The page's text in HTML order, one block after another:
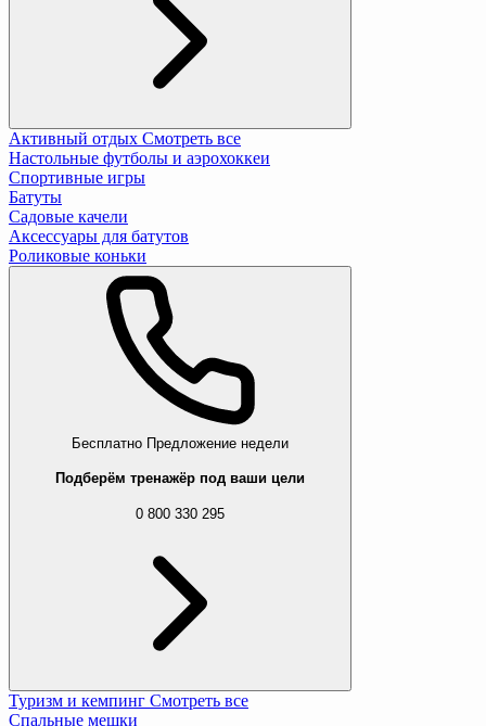
Активный отдых Смотреть все
Настольные футболы и аэрохоккеи
Спортивные игры
Батуты
Садовые качели
Аксессуары для батутов
Роликовые коньки
Бесплатно Предложение недели
Подберём тренажёр под ваши цели
0 800 330 295
Туризм и кемпинг Смотреть все
Спальные мешки